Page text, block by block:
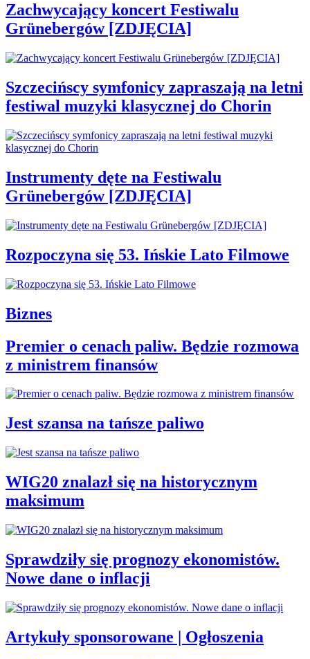
Zachwycający koncert Festiwalu
Grünebergów [ZDJĘCIA]
Szczecińscy symfonicy zapraszają na letni
festiwal muzyki klasycznej do Chorin
Instrumenty dęte na Festiwalu
Grünebergów [ZDJĘCIA]
Rozpoczyna się 53. Ińskie Lato Filmowe
Biznes
Premier o cenach paliw. Będzie rozmowa
z ministrem finansów
Jest szansa na tańsze paliwo
WIG20 znalazł się na historycznym
maksimum
Sprawdziły się prognozy ekonomistów.
Nowe dane o inflacji
Artykuły sponsorowane | Ogłoszenia